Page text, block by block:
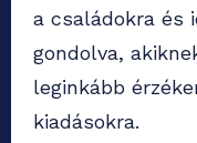
a családokra és
gondolva,
leginkább
kiadásokra.